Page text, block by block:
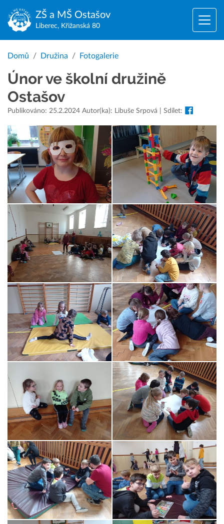
ZŠ a MŠ Ostašov
Liberec, Křižanská 80
Domů Družina Fotogalerie
Únor ve školní družině
Ostašov
Publikováno: 25.2.2024 Autor(ka): Libuše Srpová | Sdílet: